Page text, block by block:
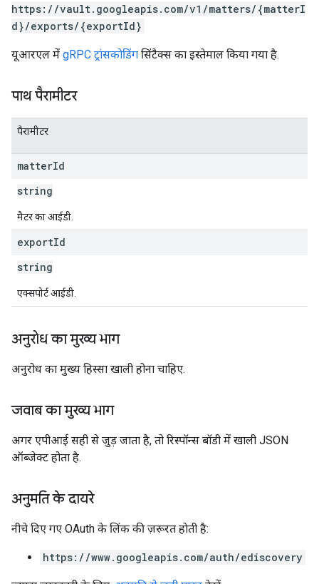
https://vault.googleapis.com/v1/matters/{matterI
d}/exports/{exportId}
यूआरएल में gRPC ट्रांसकोडिंग सिंटैक्स का इस्तेमाल किया गया है.
पाथ पैरामीटर
पैरामीटर
matterId
string
मैटर का आईडी.
exportId
string
एक्सपोर्ट आईडी.
अनुरोध का मुख्य भाग
अनुरोध का मुख्य हिस्सा खाली होना चाहिए.
जवाब का मुख्य भाग
अगर एपीआई सही से जुड़ जाता है, तो रिस्पॉन्स बॉडी में खाली JSON
ऑब्जेक्ट होता है.
अनुमति के दायरे
नीचे दिए गए OAuth के लिंक की ज़रूरत हाेती है:
https://www.googleapis.com/auth/ediscovery